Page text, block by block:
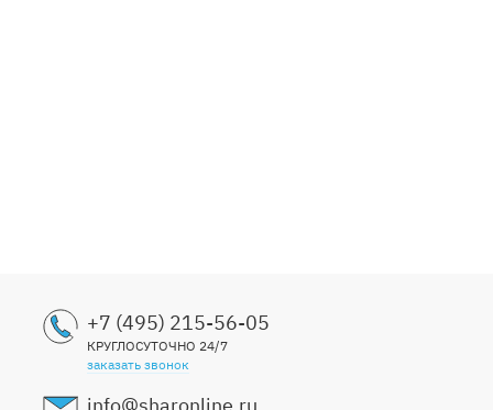
+7 (495) 215-56-05
КРУГЛОСУТОЧНО 24/7
заказать звонок